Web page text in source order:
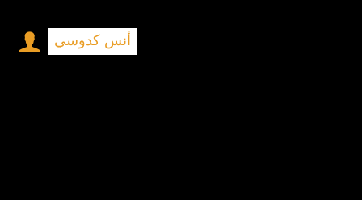
أنس كدوسي